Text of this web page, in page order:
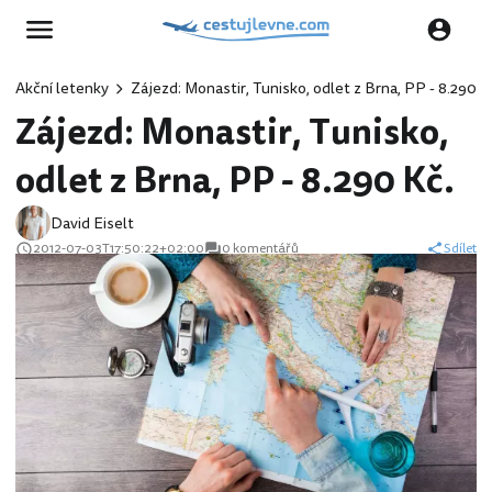
Akční letenky Zájezd: Monastir, Tunisko, odlet z Brna, PP - 8.290
Zájezd: Monastir, Tunisko,
odlet z Brna, PP - 8.290 Kč.
David Eiselt
2012-07-03T17:50:22+02:00 0 komentářů Sdílet